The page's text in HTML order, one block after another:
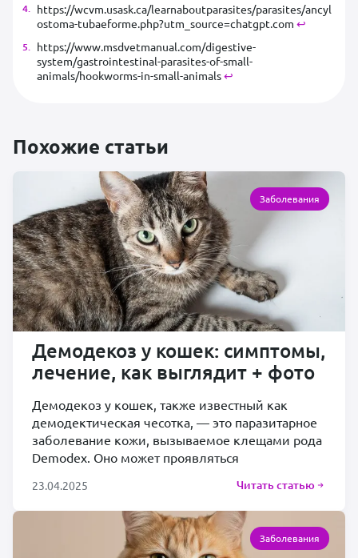
https://wcvm.usask.ca/learnaboutparasites/parasites/ancyl
ostoma-tubaeforme.php?utm_source=chatgpt.com ↩︎
https://www.msdvetmanual.com/digestive-
system/gastrointestinal-parasites-of-small-
animals/hookworms-in-small-animals↩︎
Похожие статьи
Демодекоз у кошек: симптомы,
лечение, как выглядит + фото
Демодекоз у кошек, также известный как
демодектическая чесотка, — это паразитарное
заболевание кожи, вызываемое клещами рода
Demodex. Оно может проявляться
23.04.2025 Читать статью
Заболевания
Заболевания